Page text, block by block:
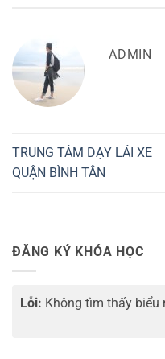
ADMIN
TRUNG TÂM DẠY LÁI XE
QUẬN BÌNH TÂN
ĐĂNG KÝ KHÓA HỌC
Lỗi: Không tìm thấy biểu